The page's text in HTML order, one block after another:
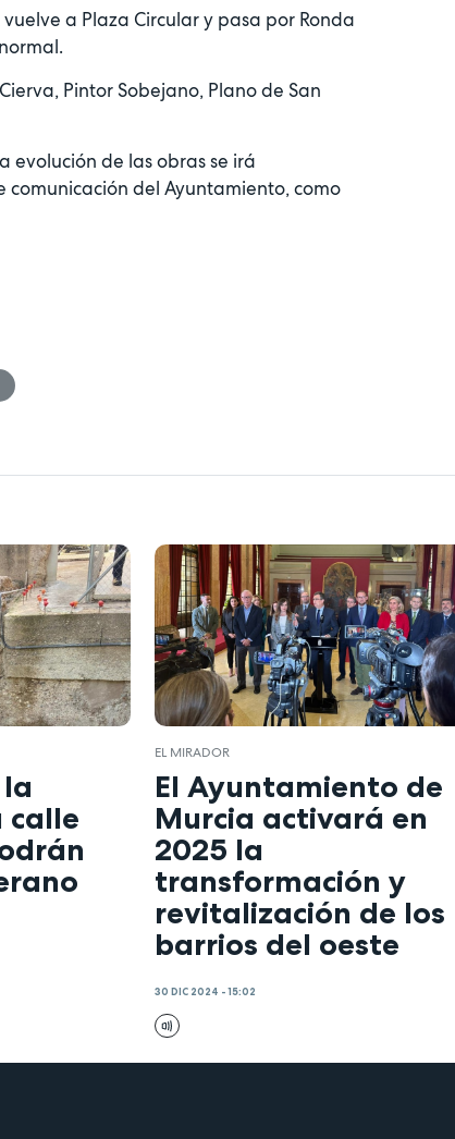
a Plaza Circular y pasa por Ronda
Pintor Sobejano, Plano de San
evolución de las obras se irá
del Ayuntamiento, como
calle
EL MIRADOR
El Ayuntamiento de
Murcia activará en
2025 la
transformación y
revitalización de los
barrios del oeste
30 DIC 2024 - 15:02